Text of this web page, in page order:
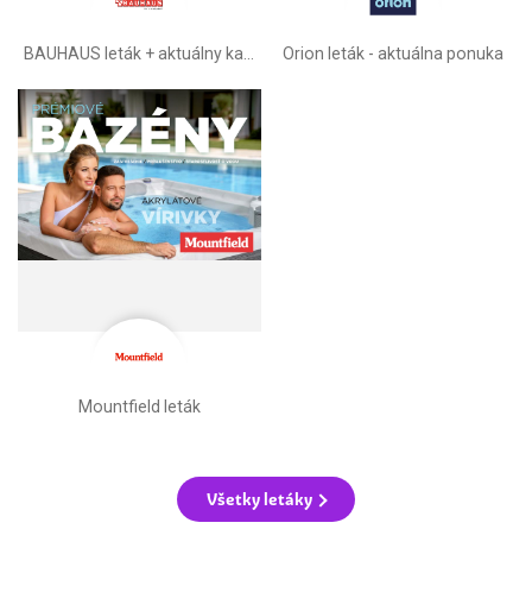
BAUHAUS leták + aktuálny katalóg Orion leták - aktuálna ponuka
Mountfield leták
Všetky letáky